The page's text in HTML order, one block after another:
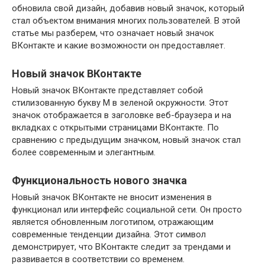
обновила свой дизайн, добавив новый значок, который
стал объектом внимания многих пользователей. В этой
статье мы разберем, что означает новый значок
ВКонтакте и какие возможности он предоставляет.
Новый значок ВКонтакте
Новый значок ВКонтакте представляет собой
стилизованную букву М в зеленой окружности. Этот
значок отображается в заголовке веб-браузера и на
вкладках с открытыми страницами ВКонтакте. По
сравнению с предыдущим значком, новый значок стал
более современным и элегантным.
Функциональность нового значка
Новый значок ВКонтакте не вносит изменения в
функционал или интерфейс социальной сети. Он просто
является обновленным логотипом, отражающим
современные тенденции дизайна. Этот символ
демонстрирует, что ВКонтакте следит за трендами и
развивается в соответствии со временем.